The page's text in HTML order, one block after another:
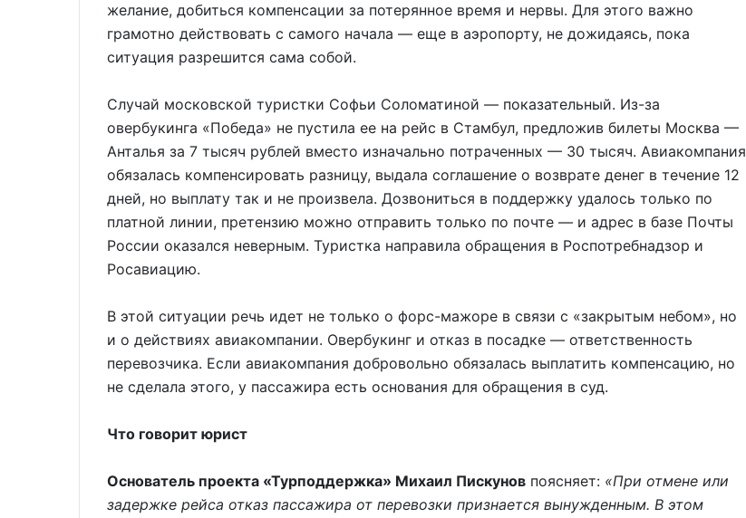
желание, добиться компенсации за потерянное время и нервы. Для этого важно
грамотно действовать с самого начала — еще в аэропорту, не дожидаясь, пока
ситуация разрешится сама собой.
Случай московской туристки Софьи Соломатиной — показательный. Из-за
овербукинга «Победа» не пустила ее на рейс в Стамбул, предложив билеты Москва —
Анталья за 7 тысяч рублей вместо изначально потраченных — 30 тысяч. Авиакомпания
обязалась компенсировать разницу, выдала соглашение о возврате денег в течение 12
дней, но выплату так и не произвела. Дозвониться в поддержку удалось только по
платной линии, претензию можно отправить только по почте — и адрес в базе Почты
России оказался неверным. Туристка направила обращения в Роспотребнадзор и
Росавиацию.
В этой ситуации речь идет не только о форс-мажоре в связи с «закрытым небом», но
и о действиях авиакомпании. Овербукинг и отказ в посадке — ответственность
перевозчика. Если авиакомпания добровольно обязалась выплатить компенсацию, но
не сделала этого, у пассажира есть основания для обращения в суд.
Что говорит юрист
Основатель проекта «Турподдержка» Михаил Пискунов поясняет: «При отмене или
задержке рейса отказ пассажира от перевозки признается вынужденным. В этом